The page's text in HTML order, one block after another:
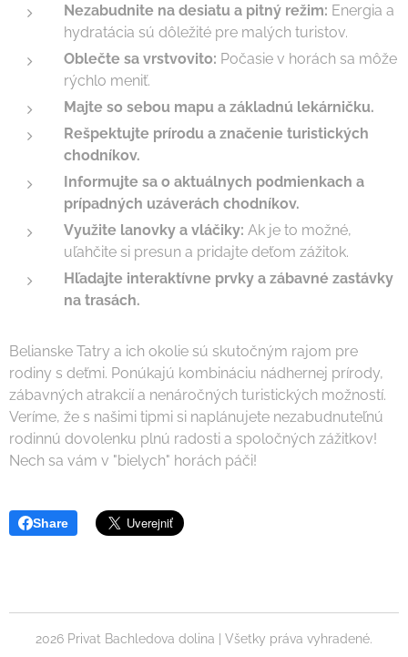
Nezabudnite na desiatu a pitný režim: Energia a
hydratácia sú dôležité pre malých turistov.
Oblečte sa vrstvovito: Počasie v horách sa môže
rýchlo meniť.
Majte so sebou mapu a základnú lekárničku.
Rešpektujte prírodu a značenie turistických
chodníkov.
Informujte sa o aktuálnych podmienkach a
prípadných uzáverách chodníkov.
Využite lanovky a vláčiky: Ak je to možné,
uľahčite si presun a pridajte deťom zážitok.
Hľadajte interaktívne prvky a zábavné zastávky
na trasách.
Belianske Tatry a ich okolie sú skutočným rajom pre
rodiny s deťmi. Ponúkajú kombináciu nádhernej prírody,
zábavných atrakcií a nenáročných turistických možností.
Veríme, že s našimi tipmi si naplánujete nezabudnuteľnú
rodinnú dovolenku plnú radosti a spoločných zážitkov!
Nech sa vám v "bielych" horách páči!
Share
2026 Privat Bachledova dolina | Všetky práva vyhradené.